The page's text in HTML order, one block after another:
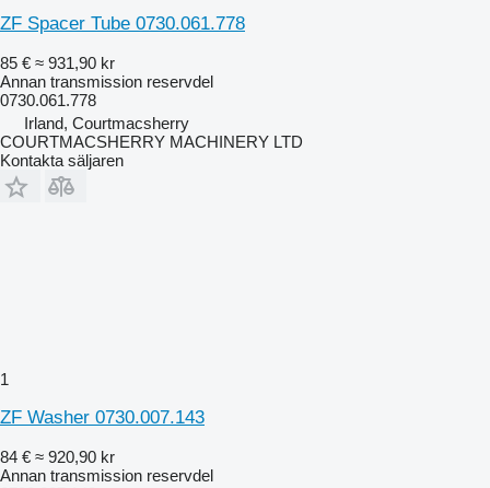
ZF Spacer Tube 0730.061.778
85 € ≈ 931,90 kr
Annan transmission reservdel
0730.061.778
Irland, Courtmacsherry
COURTMACSHERRY MACHINERY LTD
Kontakta säljaren
1
ZF Washer 0730.007.143
84 € ≈ 920,90 kr
Annan transmission reservdel